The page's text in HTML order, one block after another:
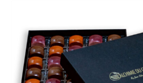
Produit(s) ajouté(s)
.